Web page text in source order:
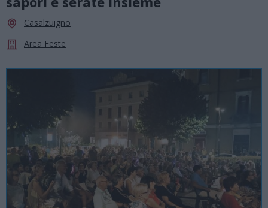
Casalzuigno
Area Feste